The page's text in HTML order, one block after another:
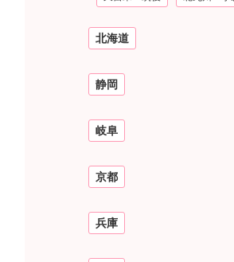
北海道
静岡
岐阜
京都
兵庫